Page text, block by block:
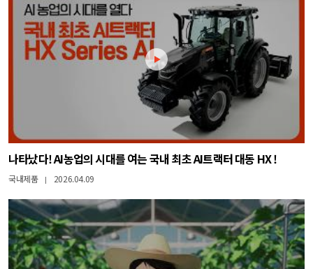
나타났다! AI농업의 시대를 여는 국내 최초 AI트랙터 대동 HX !
국내제품 | 2026.04.09